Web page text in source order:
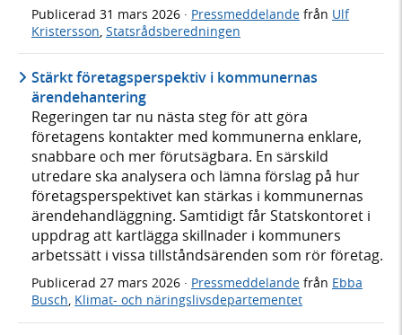
Publicerad 31 mars 2026 · Pressmeddelande från Ulf
Kristersson Statsrådsberedningen
Stärkt företagsperspektiv i kommunernas
ärendehantering
Regeringen tar nu nästa steg för att göra
företagens kontakter med kommunerna enklare,
snabbare och mer förutsägbara. En särskild
utredare ska analysera och lämna förslag på hur
företagsperspektivet kan stärkas i kommunernas
ärendehandläggning. Samtidigt får Statskontoret i
uppdrag att kartlägga skillnader i kommuners
arbetssätt i vissa tillståndsärenden som rör företag.
Publicerad 27 mars 2026 · Pressmeddelande från Ebba
Busch, Klimat- och näringslivsdepartementet